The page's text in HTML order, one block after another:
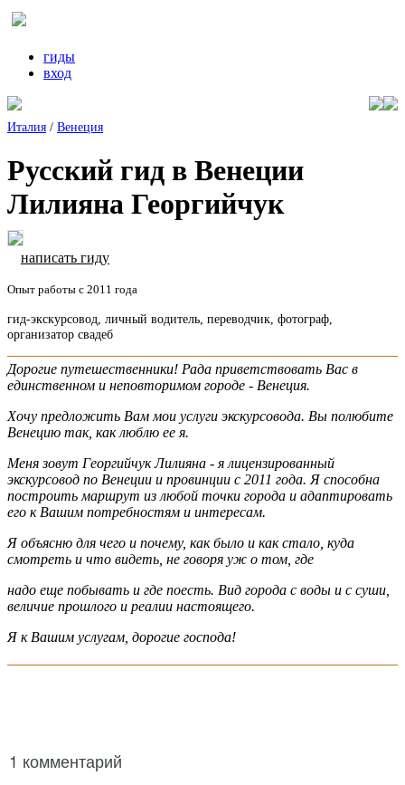
гиды
вход
Италия / Венеция
Русский гид в Венеции
Лилияна Георгийчук
написать гиду
Опыт работы с 2011 года
гид-экскурсовод, личный водитель, переводчик, фотограф,
организатор свадеб
Дорогие путешественники! Рада приветствовать Вас в
единственном и неповторимом городе - Венеция.
Хочу предложить Вам мои услуги экскурсовода. Вы полюбите
Венецию так, как люблю ее я.
Меня зовут Георгийчук Лилияна - я лицензированный
экскурсовод по Венеции и провинции с 2011 года. Я способна
построить маршрут из любой точки города и адаптировать
его к Вашим потребностям и интересам.
Я объясню для чего и почему, как было и как стало, куда
смотреть и что видеть, не говоря уж о том, где
надо еще побывать и где поесть. Вид города с воды и с суши,
величие прошлого и реалии настоящего.
Я к Вашим услугам, дорогие господа!
1 комментарий